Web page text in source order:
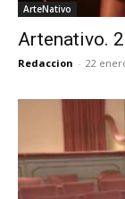
ArteNativo
Artenativo.
Redaccion - 22